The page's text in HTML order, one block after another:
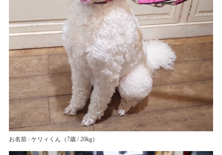
お名前 : ケリィくん （7歳 / 20kg）